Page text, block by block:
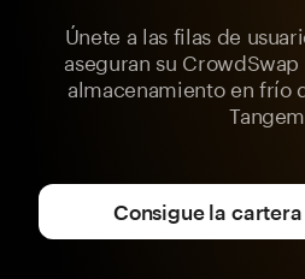
Únete a las filas de
aseguran su
almacenamiento en frío
Tangem.
Consigue la